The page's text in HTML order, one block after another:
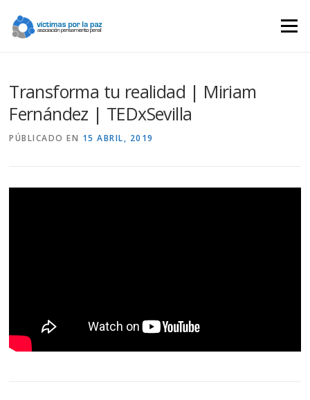
contenido
Menú
Transforma tu realidad | Miriam
Fernández | TEDxSevilla
PÚBLICADO EN 15 ABRIL, 2019